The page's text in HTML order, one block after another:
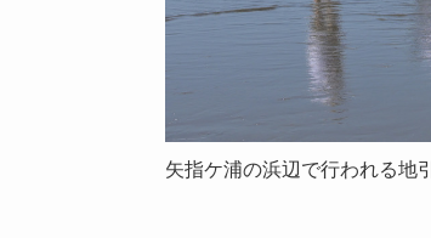
矢指ケ浦の浜辺で行われる地